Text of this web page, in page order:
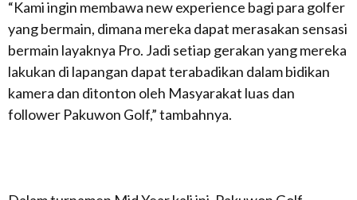
“Kami ingin membawa new experience bagi para golfer
yang bermain, dimana mereka dapat merasakan sensasi
bermain layaknya Pro. Jadi setiap gerakan yang mereka
lakukan di lapangan dapat terabadikan dalam bidikan
kamera dan ditonton oleh Masyarakat luas dan
follower Pakuwon Golf,” tambahnya.